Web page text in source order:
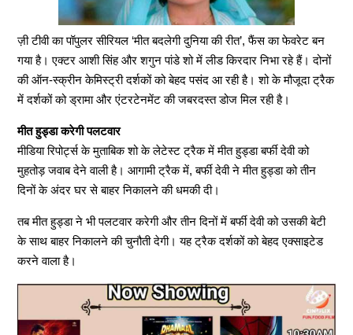
ज़ी टीवी का पॉपुलर सीरियल ‘मीत बदलेगी दुनिया की रीत’, फैंस का फेवरेट बन
गया है। एक्टर आशी सिंह और शगुन पांडे शो में लीड किरदार निभा रहे हैं। दोनों
की ऑन-स्क्रीन केमिस्ट्री दर्शकों को बेहद पसंद आ रही है। शो के मौजूदा ट्रैक
में दर्शकों को ड्रामा और एंटरटेनमेंट की जबरदस्त डोज मिल रही है।
मीत हुड्डा करेगी पलटवार
मीडिया रिपोर्ट्स के मुताबिक शो के लेटेस्ट ट्रैक में मीत हुड्डा बर्फी देवी को
मुहतोड़ जवाब देने वाली है। आगामी ट्रैक में, बर्फी देवी ने मीत हुड्डा को तीन
दिनों के अंदर घर से बाहर निकालने की धमकी दी।
तब मीत हुड्डा ने भी पलटवार करेगी और तीन दिनों में बर्फी देवी को उसकी बेटी
के साथ बाहर निकालने की चुनौती देगी। यह ट्रैक दर्शकों को बेहद एक्साइटेड
करने वाला है।